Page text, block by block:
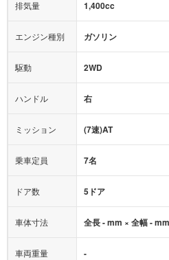
ミュージックプレイヤー接続可
後席モニター
アダプティブクルーズコントロール
ヒルディセントコントロール
オートマチックハイビーム
排気量 1,400cc
エンジン種別 ガソリン
駆動 2WD
ハンドル 右
ミッション (7速)AT
乗車定員 7名
ドア数 5ドア
車体寸法 全長 - mm × 全幅 -
車両重量 -